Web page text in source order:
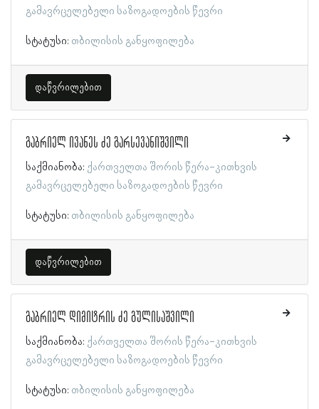
გამავრცელებელი საზოგადოების წევრი
სტატუსი: თბილისის განყოფილება
დაწვრილებით
გაბრიელ ივანეს ძე გარსევანიშვილი
საქმიანობა: ქართველთა შორის წერა-კითხვის
გამავრცელებელი საზოგადოების წევრი
სტატუსი: თბილისის განყოფილება
დაწვრილებით
გაბრიელ დიმიტრის ძე გულისაშვილი
საქმიანობა: ქართველთა შორის წერა-კითხვის
გამავრცელებელი საზოგადოების წევრი
სტატუსი: თბილისის განყოფილება